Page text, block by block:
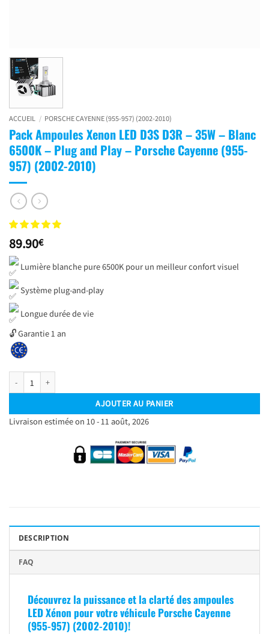
ACCUEIL / PORSCHE CAYENNE (955-957) (2002-2010)
Pack Ampoules Xenon LED D3S D3R – 35W – Blanc
6500K – Plug and Play – Porsche Cayenne (955-
957) (2002-2010)
89.90€
Lumière blanche pure 6500K pour un meilleur confort visuel
Système plug-and-play
Longue durée de vie
🔓 Garantie 1 an
AJOUTER AU PANIER
Livraison estimée on 10 - 11 août, 2026
DESCRIPTION
FAQ
Découvrez la puissance et la clarté des ampoules
LED Xénon pour votre véhiculePorsche Cayenne
(955-957) (2002-2010)!